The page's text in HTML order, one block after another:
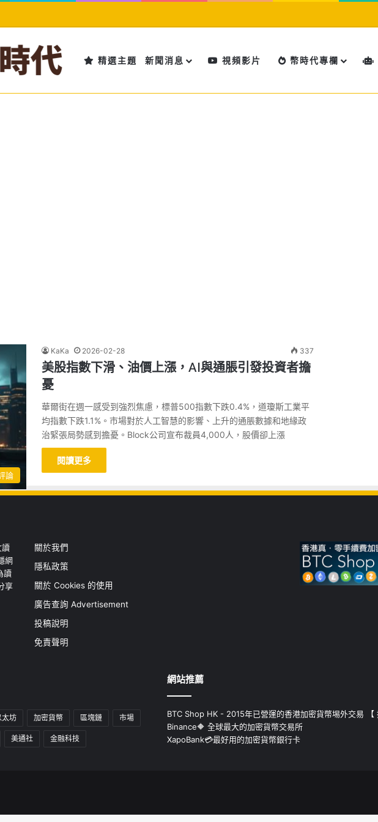
精選主題 新聞消息 視頻影片 幣時代專欄
論
KaKa 2026-02-28 337
美股指數下滑、油價上漲，AI與通脹引發投資者擔
憂
華爾街在週一感受到強烈焦慮，標普500指數下跌0.4%，道瓊斯工業平
均指數下跌1.1%。市場對於人工智慧的影響、上升的通脹數據和地緣政
治緊張局勢感到擔憂。Block公司宣布裁員4,000人，股價卻上漲
閱讀更多
讀
網
讀
享
關於我們
隱私政策
關於 Cookies 的使用
廣告查詢 Advertisement
投稿說明
免責聲明
太坊 加密貨幣 區塊鏈 市場
美通社 金融科技
網站推薦
BTC Shop HK - 2015年已營運的香港加密貨幣埸外交易 【
Binance🔶 全球最大的加密貨幣交易所
XapoBank💳最好用的加密貨幣銀行卡